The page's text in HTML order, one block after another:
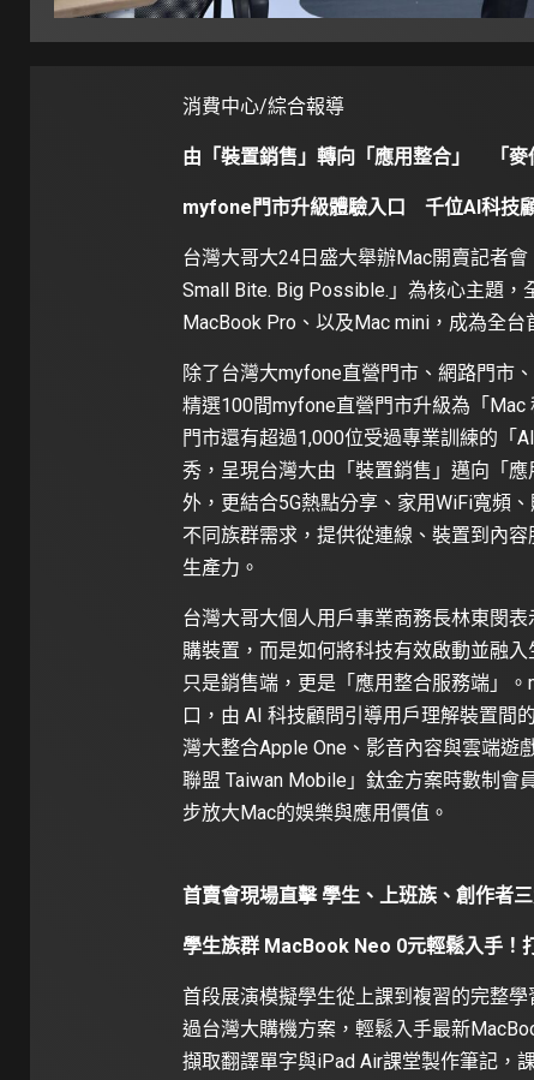
消費中心/綜合報導
由「裝置銷售」轉向「應用整合」 「
myfone 門市升級體驗入口 千位AI科技
台灣大哥大24日盛大舉辦Mac開賣記者
Small Bite. Big Possible.」為核心主題
MacBook Pro、以及Mac mini，成為全
除了台灣大myfone直營門市、網路門市
精選100間myfone直營門市升級為「
門市還有超過1,000位受過專業訓練的「
秀，呈現台灣大由「裝置銷售」邁向「
外，更結合5G熱點分享、家用WiFi寬頻
不同族群需求，提供從連線、裝置到內
生產力。
台灣大哥大個人用戶事業商務長林東閔
購裝置，而是如何將科技有效啟動並融
只是銷售端，更是「應用整合服務端」
口，由 AI 科技顧問引導用戶理解裝置間
灣大整合Apple One、影音內容與雲端遊
聯盟 Taiwan Mobile」鈦金方案時數制會
步放大Mac的娛樂與應用價值。
首賣會現場直擊 學生、上班族、創作者
學生族群 MacBook Neo 0元輕鬆入手！
首段展演模擬學生從上課到複習的完整
過台灣大購機方案，輕鬆入手最新
擷取翻譯單字與iPad Air課堂製作筆記，